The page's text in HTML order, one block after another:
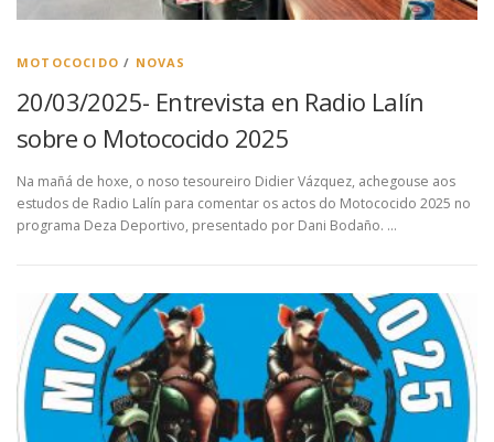
MOTOCOCIDO / NOVAS
20/03/2025- Entrevista en Radio Lalín
sobre o Motococido 2025
Na mañá de hoxe, o noso tesoureiro Didier Vázquez, achegouse aos
estudos de Radio Lalín para comentar os actos do Motococido 2025 no
programa Deza Deportivo, presentado por Dani Bodaño. …